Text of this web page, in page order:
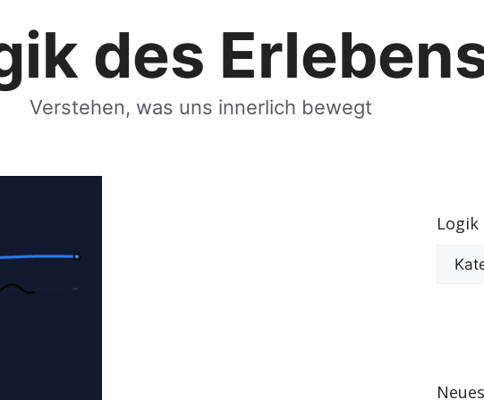
des
Verstehen, was uns innerlich bewegt
Logik
Logik